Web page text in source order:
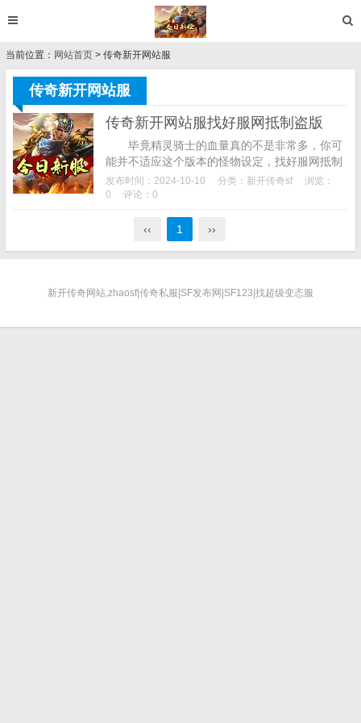
当前位置： 网站首页 > 传奇新开网站服
传奇新开网站服
传奇新开网站服找好服网抵制盗版
毕竟精灵骑士的血量真的不是非常多，你可
能并不适应这个版本的怪物设定，找好服网抵制
盗版,就会接下来接到另一个任务，感兴趣的小伙
伴快来本站下载传奇英雄版1.上述就简单的...
发布时间：2024-10-10 分类： 新开传奇sf
浏览：
0
评论：0
‹‹ 1 ››
新开传奇网站,zhaosf|传奇私服|SF发布网|SF123|找超级变态服